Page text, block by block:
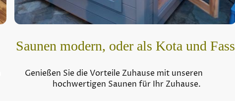
Saunen modern, oder als Kota und Fass
Genießen Sie die Vorteile Zuhause mit unseren
hochwertigen Saunen für Ihr Zuhause.